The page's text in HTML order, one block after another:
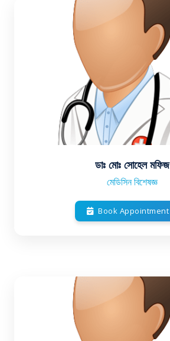
ডাঃ মোঃ সোহেল মফিজ
মেডিসিন বিশেষজ্ঞ
Book Appointment